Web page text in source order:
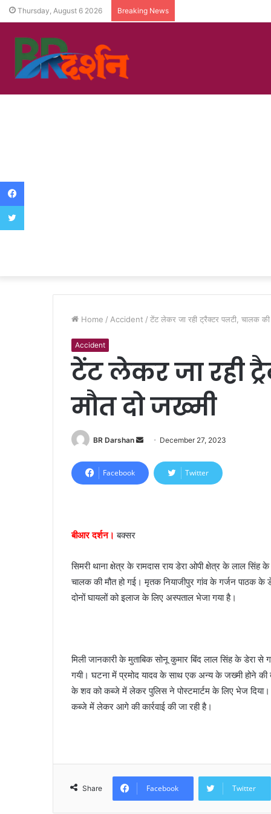
Thursday, August 6 2026 Breaking News
Home / Accident / टेंट लेकर जा रही ट्रैक्टर पलटी, चालक की
Accident
टेंट लेकर जा रही
मौत दो जख्मी
BR Darshan
n
d
i
l
December 27, 2023
Facebook Twitter
बीआर दर्शन। बक्सर
सिमरी थाना क्षेत्र के रामदास राय डेरा ओपी क्षेत्र के लाल
चालक की मौत हो गई। मृतक नियाजीपुर गांव के गर्जन पाठक के
दोनों घायलों को इलाज के लिए अस्पताल भेजा गया है।
मिली जानकारी के मुताबिक सोनू कुमार बिंद लाल सिंह के डेरा से
गयी। घटना में प्रमोद यादव के साथ एक अन्य के जख्मी होने
के शव को कब्जे में लेकर पुलिस ने पोस्टमार्टम के लिए भेज दिया।
कब्जे में लेकर आगे की कार्रवाई की जा रही है।
Share Facebook Twitter